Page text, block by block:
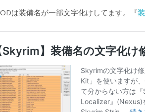
は装備名が一部文字化けしてます。『